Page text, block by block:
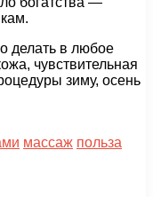
делать в любое
чувствительная
зиму, осень
массаж польза